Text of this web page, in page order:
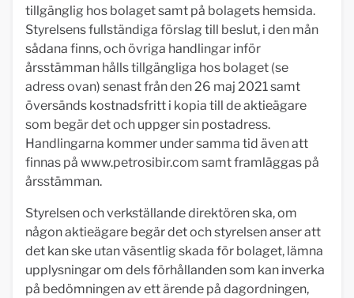
tillgänglig hos bolaget samt på bolagets hemsida.
Styrelsens fullständiga förslag till beslut, i den mån
sådana finns, och övriga handlingar inför
årsstämman hålls tillgängliga hos bolaget (se
adress ovan) senast från den 26 maj 2021 samt
översänds kostnadsfritt i kopia till de aktieägare
som begär det och uppger sin postadress.
Handlingarna kommer under samma tid även att
finnas på www.petrosibir.com samt framläggas på
årsstämman.
Styrelsen och verkställande direktören ska, om
någon aktieägare begär det och styrelsen anser att
det kan ske utan väsentlig skada för bolaget, lämna
upplysningar om dels förhållanden som kan inverka
på bedömningen av ett ärende på dagordningen,